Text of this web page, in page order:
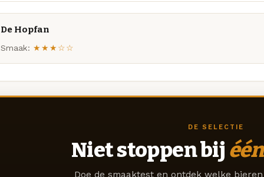
De Hopfan
Smaak: ★★★☆☆
DE SELECTIE
Niet stoppen bij één
Doe de smaaktest en ontdek welke